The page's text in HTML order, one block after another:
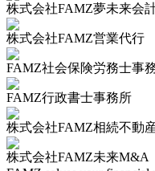
株式会社FAMZ夢未来会
株式会社FAMZ営業代行
FAMZ社会保険労務士事
FAMZ行政書士事務所
株式会社FAMZ相続不動
株式会社FAMZ未来M&A